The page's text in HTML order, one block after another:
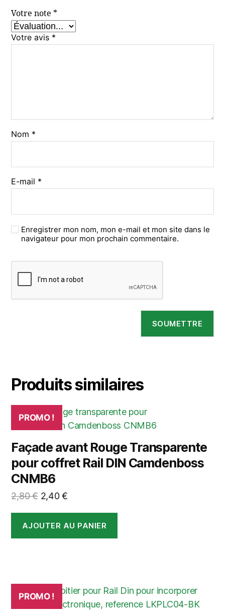
Votre note *
Votre avis *
Nom *
E-mail *
Enregistrer mon nom, mon e-mail et mon site dans le
navigateur pour mon prochain commentaire.
Produits similaires
PROMO !
Façade avant Rouge Transparente
pour coffret Rail DIN Camdenboss
CNMB6
2,80€ Le
initial
était :
2,40€Le
actuel
est :
AJOUTER AU PANIER
PROMO !